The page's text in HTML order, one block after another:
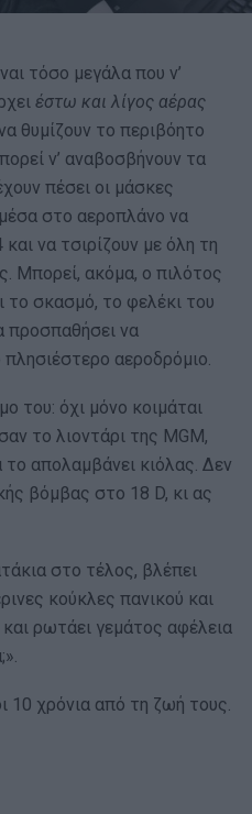
τόσο μεγάλα που ν’
έστω και λίγος αέρας
θυμίζουν το περιβόητο
ν’ αναβοσβήνουν τα
πέσει οι μάσκες
στο αεροπλάνο να
να τσιρίζουν με όλη τη
Μπορεί, ακόμα, ο πιλότος
το σκασμό, το φελέκι του
προσπαθήσει να
αεροδρόμιο.
του: όχι μόνο κοιμάται
το λιοντάρι της MGM,
απολαμβάνει κιόλας. Δεν
βόμβας στο 18 D, κι ας
στο τέλος, βλέπει
κούκλες πανικού και
ρωτάει γεμάτος αφέλεια
10 χρόνια από τη ζωή τους.